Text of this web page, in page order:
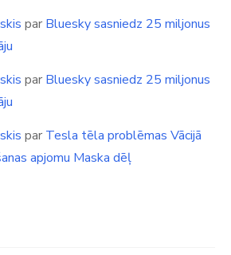
par Bluesky sasniedz 25 miljonus
par Bluesky sasniedz 25 miljonus
par Tesla tēla problēmas Vācijā
apjomu Maska dēļ